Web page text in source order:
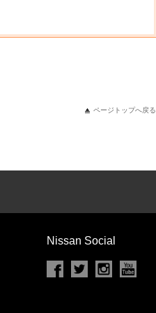
ページトップへ戻る
Nissan Social